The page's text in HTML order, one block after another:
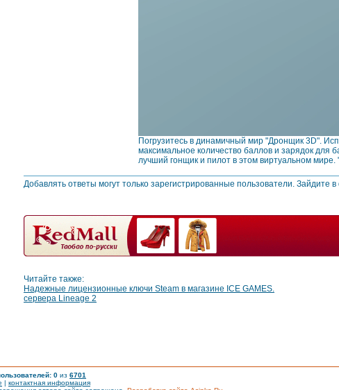
Погрузитесь в динамичный мир "Дронщик 3D".
максимальное количество баллов и зарядок для
лучший гонщик и пилот в этом виртуальном
Добавлять ответы могут только зарегистрированные пользователи. Зайдите в
Читайте также:
Надежные лицензионные ключи Steam в магазине ICE GAMES.
сервера Lineage 2
0 из 6701
| контактная информация